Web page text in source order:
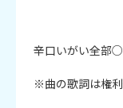
辛口いがい全部○
※曲の歌詞は権利